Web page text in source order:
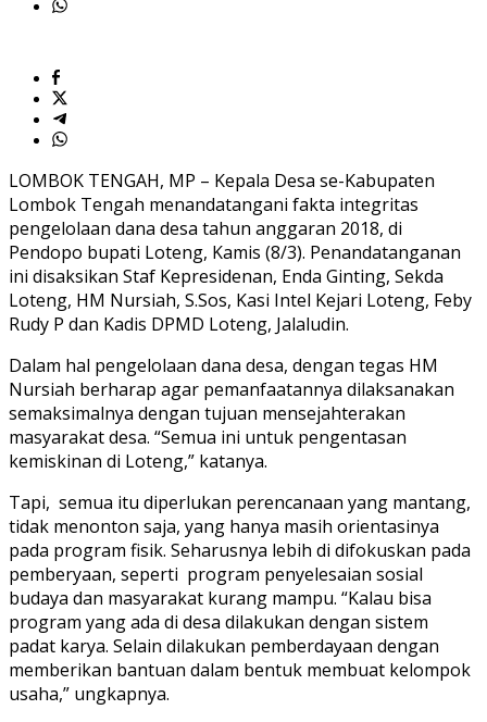
LOMBOK TENGAH, MP – Kepala Desa se-Kabupaten
Lombok Tengah menandatangani fakta integritas
pengelolaan dana desa tahun anggaran 2018, di
Pendopo bupati Loteng, Kamis (8/3). Penandatanganan
ini disaksikan Staf Kepresidenan, Enda Ginting, Sekda
Loteng, HM Nursiah, S.Sos, Kasi Intel Kejari Loteng, Feby
Rudy P dan Kadis DPMD Loteng, Jalaludin.
Dalam hal pengelolaan dana desa, dengan tegas HM
Nursiah berharap agar pemanfaatannya dilaksanakan
semaksimalnya dengan tujuan mensejahterakan
masyarakat desa. “Semua ini untuk pengentasan
kemiskinan di Loteng,” katanya.
Tapi, semua itu diperlukan perencanaan yang mantang,
tidak menonton saja, yang hanya masih orientasinya
pada program fisik. Seharusnya lebih di difokuskan pada
pemberyaan, seperti program penyelesaian sosial
budaya dan masyarakat kurang mampu. “Kalau bisa
program yang ada di desa dilakukan dengan sistem
padat karya. Selain dilakukan pemberdayaan dengan
memberikan bantuan dalam bentuk membuat kelompok
usaha,” ungkapnya.